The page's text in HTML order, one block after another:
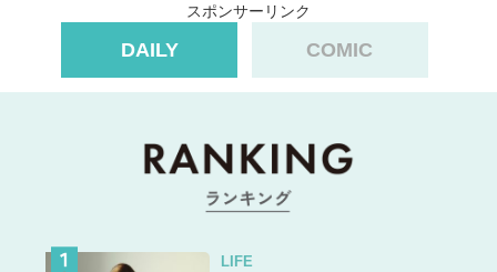
スポンサーリンク
DAILY COMIC
LIFE